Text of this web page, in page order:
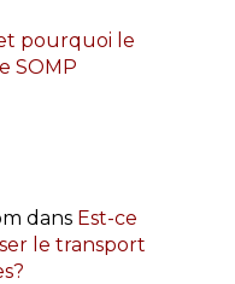
pourquoi le
SOMP
dans Est-ce
le transport